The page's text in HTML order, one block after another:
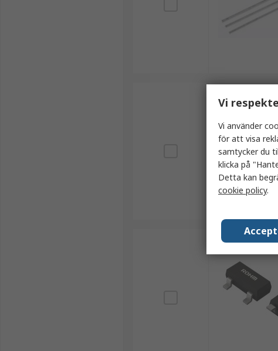
Vi
Vi använder
för att visa
samtycker du
klicka på
Detta kan
cookie policy.